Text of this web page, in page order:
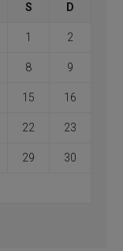
S D
1 2
8 9
15 16
22 23
29 30